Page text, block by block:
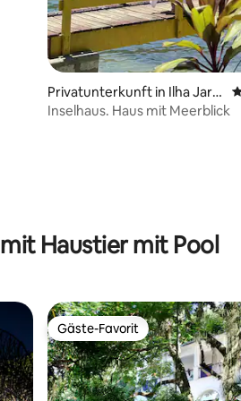
Privatunterkunft in Ilha Jardi
m
Inselhaus. Haus mit Meerblick
Haustier mit Pool
Gäste-Favorit
Gäste-Favorit